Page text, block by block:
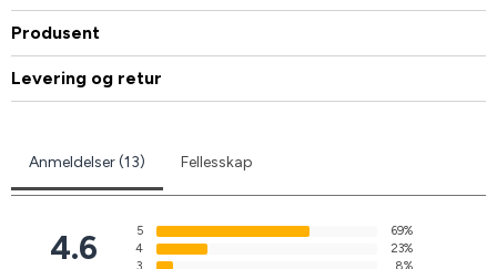
Produsent
Levering og retur
Anmeldelser (13) Fellesskap
4.6 5
69%
4
23%